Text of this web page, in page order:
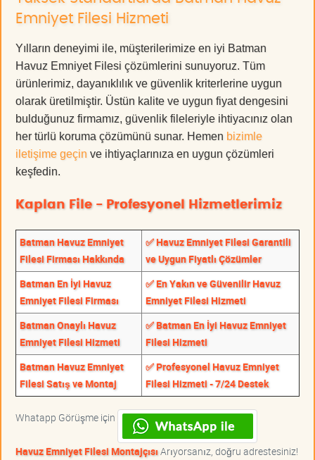
Emniyet Filesi Hizmeti
Yılların deneyimi ile, müşterilerimize en iyi Batman
Havuz Emniyet Filesi çözümlerini sunuyoruz. Tüm
ürünlerimiz, dayanıklılık ve güvenlik kriterlerine uygun
olarak üretilmiştir. Üstün kalite ve uygun fiyat dengesini
bulduğunuz firmamız, güvenlik fileleriyle ihtiyacınız olan
her türlü koruma çözümünü sunar. Hemen bizimle
iletişime geçin ve ihtiyaçlarınıza en uygun çözümleri
keşfedin.
Kaplan File - Profesyonel Hizmetlerimiz
Batman Havuz Emniyet
Filesi Firması Hakkında
✅ Havuz Emniyet Filesi Garantili
ve Uygun Fiyatlı Çözümler
Batman En İyi Havuz
Emniyet Filesi Firması
✅ En Yakın ve Güvenilir Havuz
Emniyet Filesi Hizmeti
Batman Onaylı Havuz
Emniyet Filesi Hizmeti
✅ Batman En İyi Havuz Emniyet
Filesi Hizmeti
Batman Havuz Emniyet
Filesi Satış ve Montaj
✅ Profesyonel Havuz Emniyet
Filesi Hizmeti - 7/24 Destek
Whatapp Görüşme için
Havuz Emniyet Filesi MontajçısıArıyorsanız, doğru adrestesiniz!